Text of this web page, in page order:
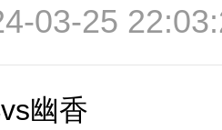
03-25
幽香